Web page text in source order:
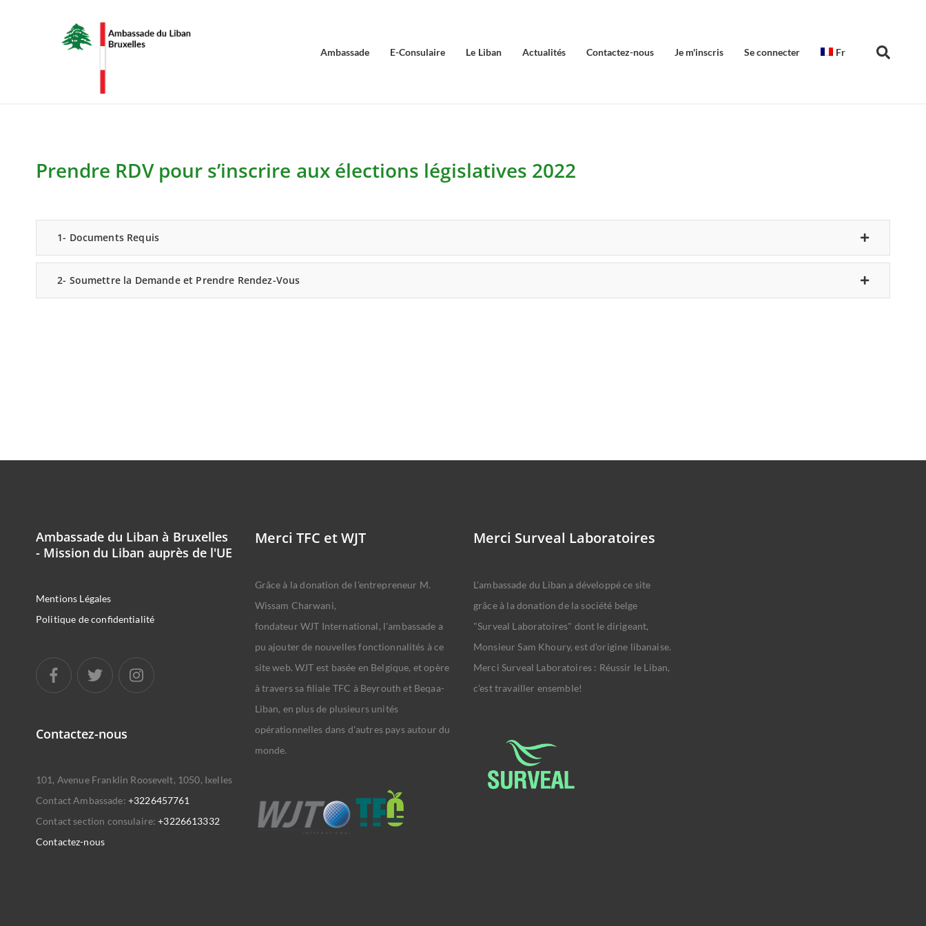
Ambassade E-Consulaire Le Liban Actualités Contactez-nous Je m'inscris Se connecter Fr
Prendre RDV pour s’inscrire aux élections législatives 2022
1- Documents Requis
2- Soumettre la Demande et Prendre Rendez-Vous
Ambassade du Liban à Bruxelles
- Mission du Liban auprès de l'UE
Mentions Légales
Politique de confidentialité
Contactez-nous
101, Avenue Franklin Roosevelt, 1050, Ixelles
Contact Ambassade: +3226457761
Contact section consulaire:+3226613332
Contactez-nous
Merci TFC et WJT
Grâce à la donation de l'entrepreneur M.
Wissam Charwani,
fondateur WJT International, l'ambassade a
pu ajouter de nouvelles fonctionnalités à ce
site web. WJT est basée en Belgique, et opère
à travers sa filiale TFC à Beyrouth et Beqaa-
Liban, en plus de plusieurs unités
opérationnelles dans d'autres pays autour du
monde.
Merci Surveal Laboratoires
L'ambassade du Liban a développé ce site
grâce à la donation de la société belge
"Surveal Laboratoires" dont le dirigeant,
Monsieur Sam Khoury, est d'origine libanaise.
Merci Surveal Laboratoires : Réussir le Liban,
c'est travailler ensemble!